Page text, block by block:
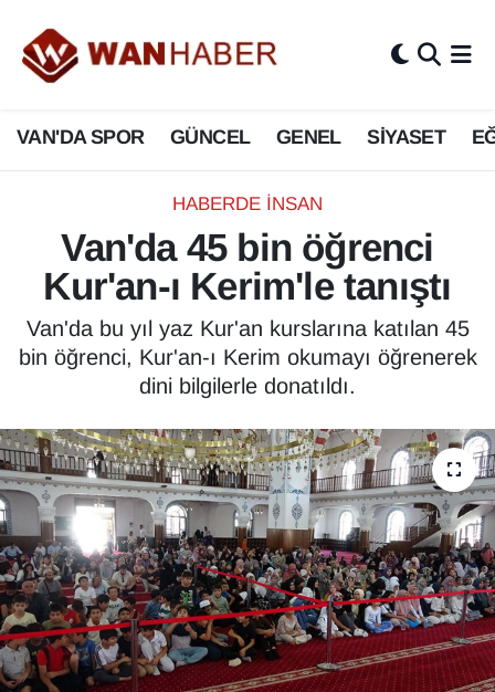
VAN'DA SPOR GÜNCEL GENEL SİYASET
HABERDE İNSAN
Van'da 45 bin öğrenci
Kur'an-ı Kerim'le tanıştı
Van'da bu yıl yaz Kur'an kurslarına katılan 45
bin öğrenci, Kur'an-ı Kerim okumayı öğrenerek
dini bilgilerle donatıldı.
3.SAYFA
ASAYİŞ
BİLİM VE TEKNOLOJİ
Biyografi
ÇEVRE
Dernekler, Odalar
Diğer
DÜNYA
EĞİTİM
Van Nöbetçi Eczaneler
Van Hava Durumu
Van Namaz Vakitleri
Van Trafik Yoğunluk Haritası
Tüm Manşetler
Haber Arşivi